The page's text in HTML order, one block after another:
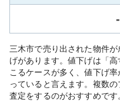
-
三木市で売り出された物件
げがあります。値下げは「
こるケースが多く、値下げ
っていると言えます。複数
査定をするのがおすすめです